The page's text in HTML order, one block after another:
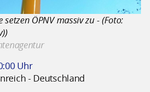
setzen ÖPNV massiv zu - (Foto:
Uhr
- Deutschland